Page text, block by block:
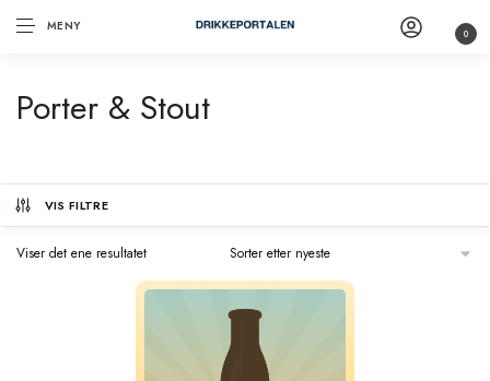
MENY 0
Porter & Stout
VIS FILTRE
Viser det ene resultatet